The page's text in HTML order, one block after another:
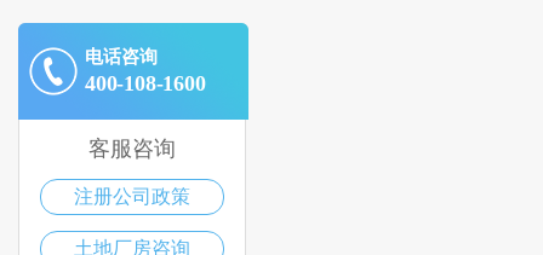
电话咨询
400-108-1600
客服咨询
注册公司政策
土地厂房咨询